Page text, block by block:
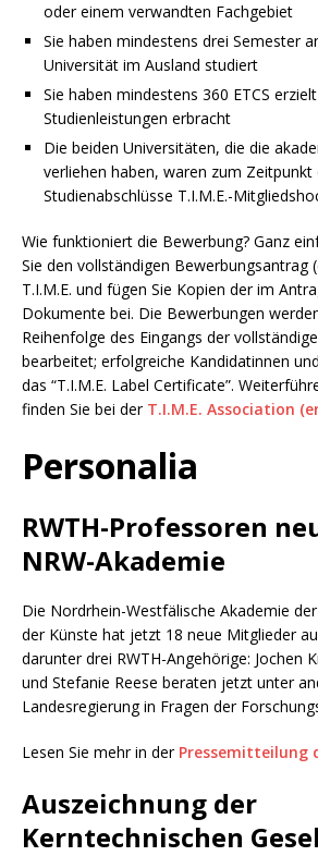
oder einem verwandten Fachgebiet
Sie haben mindestens drei Semester
Universität im Ausland studiert
Sie haben mindestens 360 ETCS
Studienleistungen erbracht
Die beiden Universitäten, die die
verliehen haben, waren zum Zeitpunkt
Studienabschlüsse T.I.M.E.-
Wie funktioniert die Bewerbung? Ganz
Sie den vollständigen Bewerbungsantrag
T.I.M.E. und fügen Sie Kopien der im
Dokumente bei. Die Bewerbungen
Reihenfolge des Eingangs der
bearbeitet; erfolgreiche Kandidatinnen
das “T.I.M.E. Label Certificate”.
finden Sie bei der T.I.M.E. Association
Personalia
RWTH-Professoren
NRW-Akademie
Die Nordrhein-Westfälische Akademie
der Künste hat jetzt 18 neue Mitglieder
darunter drei RWTH-Angehörige: Jochen
und Stefanie Reese beraten jetzt unter
Landesregierung in Fragen der
Lesen Sie mehr in der Pressemitteilung
Auszeichnung der
Kerntechnischen